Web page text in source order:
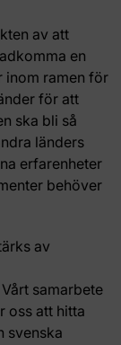
av att
en
inom ramen för
för att
ska bli så
länders
erfarenheter
behöver
av
samarbete
oss att hitta
svenska